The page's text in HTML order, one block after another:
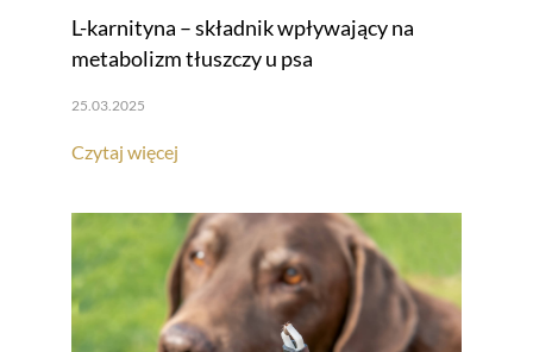
L-karnityna – składnik wpływający na
metabolizm tłuszczy u psa
25.03.2025
Czytaj więcej